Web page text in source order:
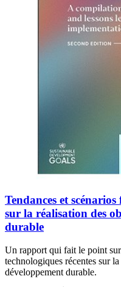
Tendances et
sur la réalisation des
durable
Un rapport qui fait le point
technologiques récentes sur
développement durable.